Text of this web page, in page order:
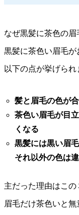
なぜ黒髪に茶色の眉
黒髪に茶色い眉毛
以下の点が挙げられ
髪と眉毛の色が
茶色い眉毛が目
くなる
黒髪には黒い眉
それ以外の色は
主だった理由はこ
眉毛だけ茶色いと